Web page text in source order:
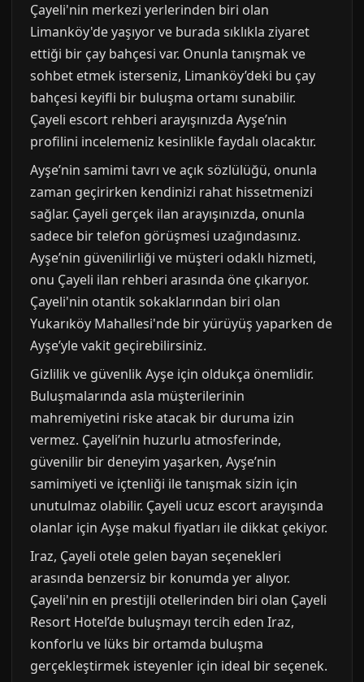
Çayeli'nin merkezi yerlerinden biri olan
Limanköy'de yaşıyor ve burada sıklıkla ziyaret
ettiği bir çay bahçesi var. Onunla tanışmak ve
sohbet etmek isterseniz, Limanköy’deki bu çay
bahçesi keyifli bir buluşma ortamı sunabilir.
Çayeli escort rehberi arayışınızda Ayşe’nin
profilini incelemeniz kesinlikle faydalı olacaktır.
Ayşe’nin samimi tavrı ve açık sözlülüğü, onunla
zaman geçirirken kendinizi rahat hissetmenizi
sağlar. Çayeli gerçek ilan arayışınızda, onunla
sadece bir telefon görüşmesi uzağındasınız.
Ayşe’nin güvenilirliği ve müşteri odaklı hizmeti,
onu Çayeli ilan rehberi arasında öne çıkarıyor.
Çayeli'nin otantik sokaklarından biri olan
Yukarıköy Mahallesi'nde bir yürüyüş yaparken de
Ayşe’yle vakit geçirebilirsiniz.
Gizlilik ve güvenlik Ayşe için oldukça önemlidir.
Buluşmalarında asla müşterilerinin
mahremiyetini riske atacak bir duruma izin
vermez. Çayeli’nin huzurlu atmosferinde,
güvenilir bir deneyim yaşarken, Ayşe’nin
samimiyeti ve içtenliği ile tanışmak sizin için
unutulmaz olabilir. Çayeli ucuz escort arayışında
olanlar için Ayşe makul fiyatları ile dikkat çekiyor.
Iraz, Çayeli otele gelen bayan seçenekleri
arasında benzersiz bir konumda yer alıyor.
Çayeli'nin en prestijli otellerinden biri olan Çayeli
Resort Hotel’de buluşmayı tercih eden Iraz,
konforlu ve lüks bir ortamda buluşma
gerçekleştirmek isteyenler için ideal bir seçenek.